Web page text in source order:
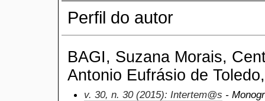
Perfil do autor
BAGI, Suzana Morais,
Antonio Eufrásio de
v. 30, n. 30 (2015): Intertem@s -